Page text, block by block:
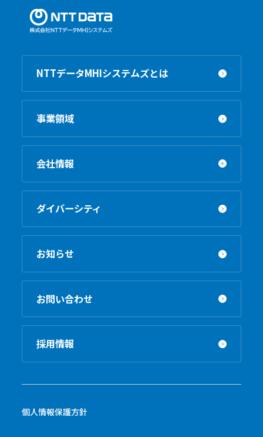
NTTデータMHIシステムズとは
事業領域
会社情報
ダイバーシティ
お知らせ
お問い合わせ
採用情報
個人情報保護方針